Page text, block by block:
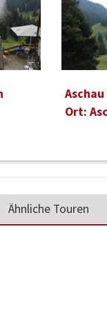
Ort:
Ähnliche Touren